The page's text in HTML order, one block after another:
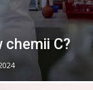
chemii C?